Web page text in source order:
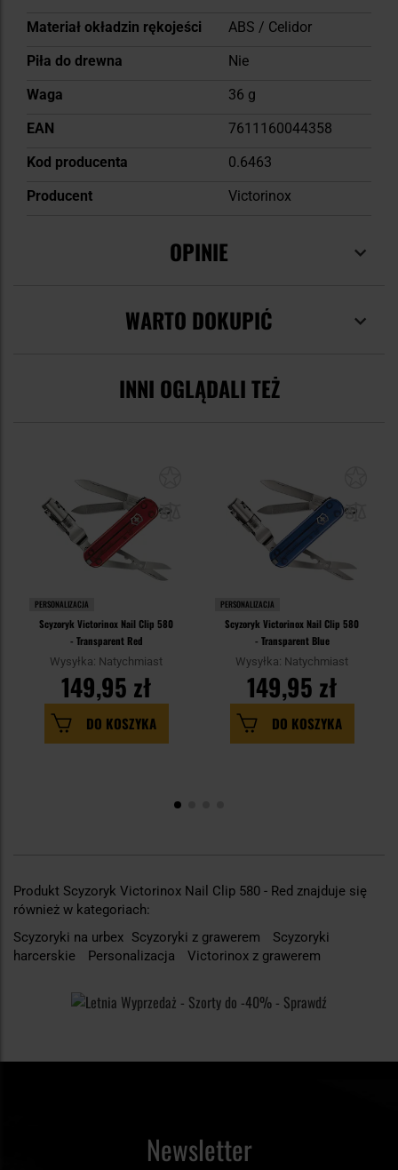
Materiał okładzin rękojeści
ABS / Celidor
Piła do drewna
Nie
Waga
36 g
EAN
7611160044358
Kod producenta
0.6463
Producent
Victorinox
OPINIE
WARTO DOKUPIĆ
INNI OGLĄDALI TEŻ
PERSONALIZACJA
Scyzoryk Victorinox Nail Clip 580
- Transparent Red
Wysyłka: Natychmiast
149,95 zł
DO KOSZYKA
PERSONALIZACJA
Scyzoryk Victorinox Nail Clip 580
- Transparent Blue
Wysyłka: Natychmiast
149,95 zł
DO KOSZYKA
Produkt Scyzoryk Victorinox Nail Clip 580 - Red znajduje się
również w kategoriach:
Scyzoryki na urbex Scyzoryki z grawerem
Scyzoryki
harcerskie
Personalizacja Victorinox z grawerem
Newsletter